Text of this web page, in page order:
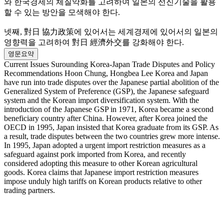
와 한국경제의 체질약화를 고려하여 일본의 선진기술을 활용
할 수 있는 방안을 모색해야 한다.
넷째, 對日 協力政策에 있어서는 세계경제에 있어서의 일본의
영향력을 고려하여 對日 經濟外交를 강화해야 한다.
영문요약
Current Issues Surounding Korea-Japan Trade Disputes and Policy
Recommendations Hoon Chung, Hongbea Lee Korea and Japan
have run into trade disputes over the Japanese partial abolition of the
Generalized System of Preference (GSP), the Japanese safeguard
system and the Korean import diversification system. With the
introduction of the Japanese GSP in 1971, Korea became a second
beneficiary country after China. However, after Korea joined the
OECD in 1995, Japan insisted that Korea graduate from its GSP. As
a result, trade disputes between the two countries grew more intense.
In 1995, Japan adopted a urgent import restriction measures as a
safeguard against pork imported from Korea, and recently
considered adopting this measure to other Korean agricultural
goods. Korea claims that Japanese import restriction measures
impose unduly high tariffs on Korean products relative to other
trading partners.